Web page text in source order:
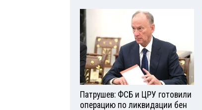
Патрушев: ФСБ и ЦРУ готовили
операцию по ликвидации бен